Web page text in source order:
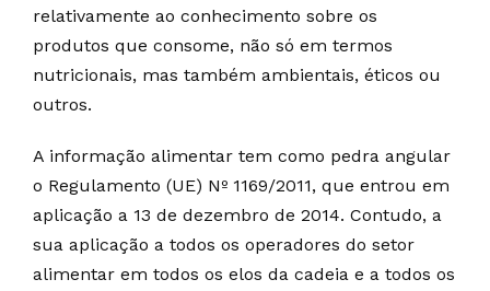
relativamente ao conhecimento sobre os
produtos que consome, não só em termos
nutricionais, mas também ambientais, éticos ou
outros.
A informação alimentar tem como pedra angular
o Regulamento (UE) Nº 1169/2011, que entrou em
aplicação a 13 de dezembro de 2014. Contudo, a
sua aplicação a todos os operadores do setor
alimentar em todos os elos da cadeia e a todos os